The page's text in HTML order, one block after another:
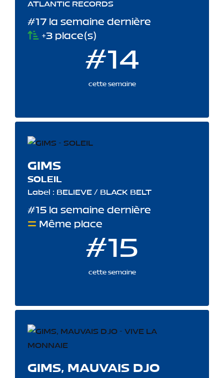
ATLANTIC RECORDS
#17 la semaine dernière
+3 place(s)
#14
cette semaine
GIMS
SOLEIL
Label : BELIEVE / BLACK BELT
#15 la semaine dernière
Même place
#15
cette semaine
GIMS, MAUVAIS DJO